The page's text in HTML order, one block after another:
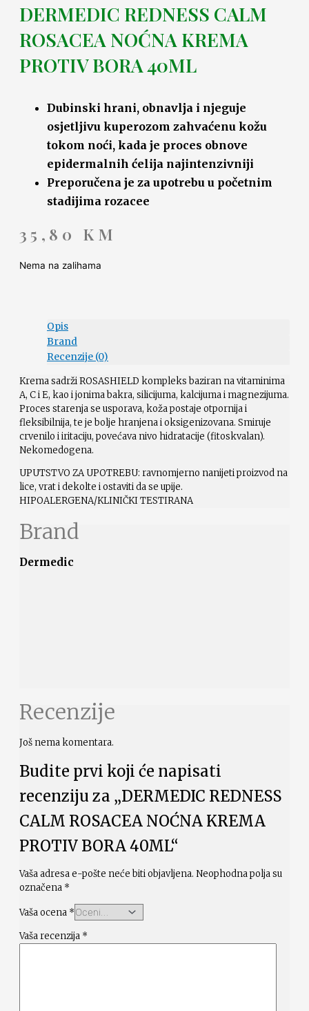
DERMEDIC REDNESS CALM
ROSACEA NOĆNA KREMA
PROTIV BORA 40ML
Dubinski hrani, obnavlja i njeguje
osjetljivu kuperozom zahvaćenu kožu
tokom noći, kada je proces obnove
epidermalnih ćelija najintenzivniji
Preporučena je za upotrebu u početnim
stadijima rozacee
35,80 KM
Nema na zalihama
Opis
Brand
Recenzije (0)
Krema sadrži ROSASHIELD kompleks baziran na vitaminima
A, C i E, kao i jonima bakra, silicijuma, kalcijuma i magnezijuma.
Proces starenja se usporava, koža postaje otpornija i
fleksibilnija, te je bolje hranjena i oksigenizovana. Smiruje
crvenilo i iritaciju, povećava nivo hidratacije (fitoskvalan).
Nekomedogena.
UPUTSTVO ZA UPOTREBU: ravnomjerno nanijeti proizvod na
lice, vrat i dekolte i ostaviti da se upije.
HIPOALERGENA/KLINIČKI TESTIRANA
Brand
Dermedic
Recenzije
Još nema komentara.
Budite prvi koji će napisati
recenziju za „DERMEDIC REDNESS
CALM ROSACEA NOĆNA KREMA
PROTIV BORA 40ML“
Vaša adresa e-pošte neće biti objavljena. Neophodna polja su
označena *
Vaša ocena *
Vaša recenzija *